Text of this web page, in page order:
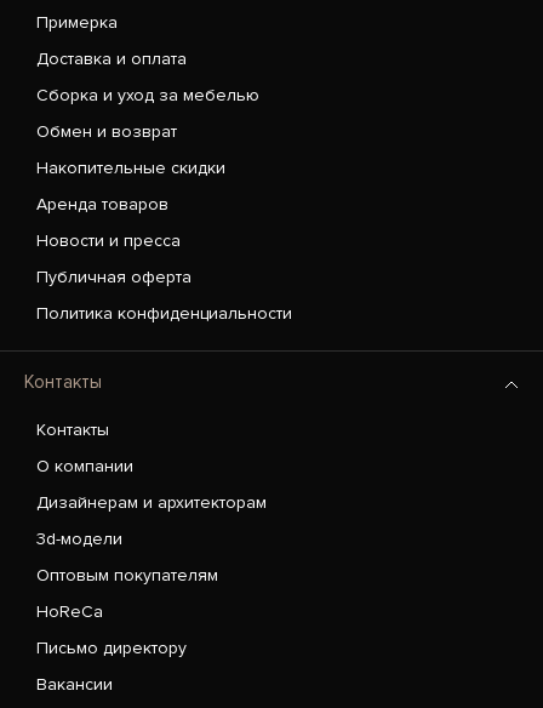
Примерка
Доставка и оплата
Сборка и уход за мебелью
Обмен и возврат
Накопительные скидки
Аренда товаров
Новости и пресса
Публичная оферта
Политика конфиденциальности
Контакты
Контакты
О компании
Дизайнерам и архитекторам
3d-модели
Оптовым покупателям
HoReCa
Письмо директору
Вакансии